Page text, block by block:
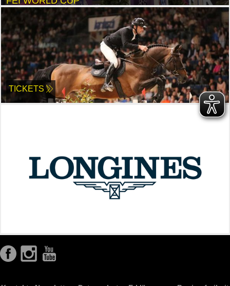
TICKETS